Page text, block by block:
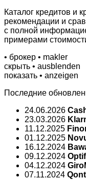
Каталог кредитов и
рекомендации и
с полной
примерами
• брокер • makler
скрыть • ausblenden
показать • anzeigen
Последние
24.06.2026
23.03.2026
11.12.2025
01.12.2025
16.12.2024
09.12.2024
04.12.2024
07.11.2024